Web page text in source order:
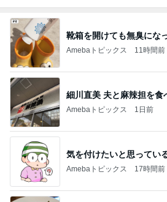
靴箱を開けても無臭にな
Amebaトピックス 11時間前
細川直美 夫と麻辣担を食
Amebaトピックス 1日前
気を付けたいと思ってい
Amebaトピックス 17時間前